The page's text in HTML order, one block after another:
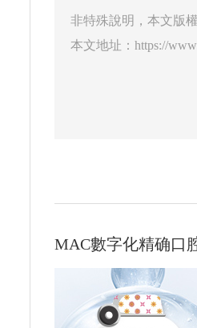
非特殊說明，本文版
本文地址： https://
MAC數字化精确口